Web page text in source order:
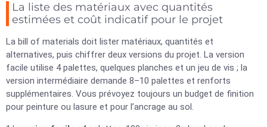
La liste des matériaux avec quantités
estimées et coût indicatif pour le projet
La bill of materials doit lister matériaux, quantités et
alternatives, puis chiffrer deux versions du projet. La version
facile utilise 4 palettes, quelques planches et un jeu de vis ; la
version intermédiaire demande 8–10 palettes et renforts
supplémentaires. Vous prévoyez toujours un budget de finition
pour peinture ou lasure et pour l’ancrage au sol.